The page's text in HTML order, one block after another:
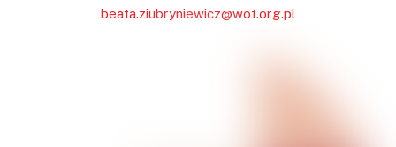
beata.ziubryniewicz@wot.org.pl